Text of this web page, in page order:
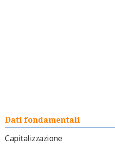
Dati fondamentali
Capitalizzazione